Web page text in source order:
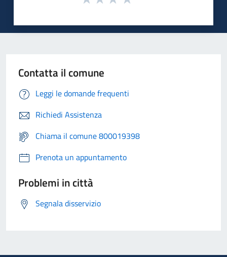
Contatta il comune
Leggi le domande frequenti
Richiedi Assistenza
Chiama il comune 800019398
Prenota un appuntamento
Problemi in città
Segnala disservizio